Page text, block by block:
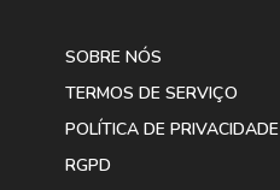
SOBRE NÓS
TERMOS DE SERVIÇO
POLÍTICA DE PRIVACIDADE
RGPD